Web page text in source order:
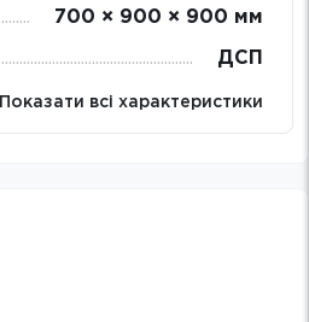
700 × 900 × 900 мм
ДСП
Показати всі характеристики